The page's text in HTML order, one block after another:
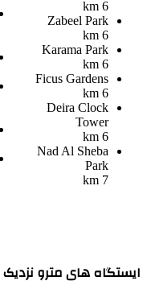
6 km
Zabeel Park
6 km
Karama Park
6 km
Ficus Gardens
6 km
Deira Clock
Tower
6 km
Nad Al Sheba
Park
7 km
ایستگاه های مترو نزدیک